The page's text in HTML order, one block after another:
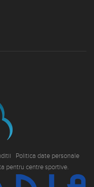
Politica date personale
pentru centre sportive.